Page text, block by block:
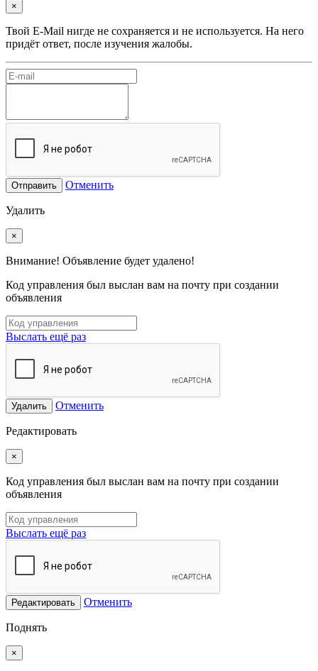
×
Твой E-Mail нигде не сохраняется и не используется. На него
придёт ответ, после изучения жалобы.
Отправить Отменить
Удалить
×
Внимание! Объявление будет удалено!
Код управления был выслан вам на почту при создании
объявления
Выслать ещё раз
Удалить Отменить
Редактировать
×
Код управления был выслан вам на почту при создании
объявления
Выслать ещё раз
Редактировать Отменить
Поднять
×